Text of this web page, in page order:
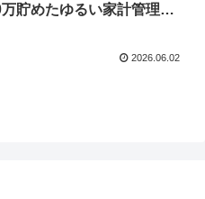
貯めたゆるい家計管理を
2026.06.02